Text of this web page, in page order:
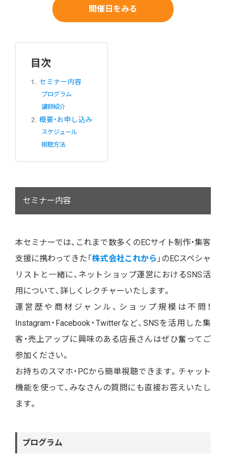
開催日をみる
目次
1. セミナー内容
プログラム
講師紹介
2. 概要・お申し込み
スケジュール
視聴方法
セミナー内容
本セミナーでは、これまで数多くのECサイト制作・集客
支援に携わってきた「株式会社これから 」のECスペシャ
リストと一緒に、ネットショップ運営におけるSNS活
用について、詳しくレクチャーいたします。
運営歴や商材ジャンル、ショップ規模は不問！
Instagram・Facebook・Twitterなど、SNSを活用した集
客・売上アップに興味のある店長さんはぜひ奮ってご
参加ください。
お持ちのスマホ・PCから簡単視聴できます。チャット
機能を使って、みなさんの質問にも直接お答えいたし
ます。
プログラム